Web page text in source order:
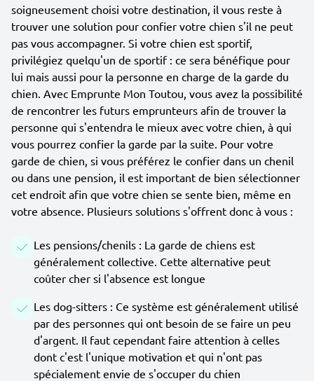
soigneusement choisi votre destination, il vous reste à
trouver une solution pour confier votre chien s'il ne peut
pas vous accompagner. Si votre chien est sportif,
privilégiez quelqu'un de sportif : ce sera bénéfique pour
lui mais aussi pour la personne en charge de la garde du
chien. Avec Emprunte Mon Toutou, vous avez la possibilité
de rencontrer les futurs emprunteurs afin de trouver la
personne qui s'entendra le mieux avec votre chien, à qui
vous pourrez confier la garde par la suite. Pour votre
garde de chien, si vous préférez le confier dans un chenil
ou dans une pension, il est important de bien sélectionner
cet endroit afin que votre chien se sente bien, même en
votre absence. Plusieurs solutions s'offrent donc à vous :
Les pensions/chenils : La garde de chiens est
généralement collective. Cette alternative peut
coûter cher si l'absence est longue
Les dog-sitters : Ce système est généralement utilisé
par des personnes qui ont besoin de se faire un peu
d'argent. Il faut cependant faire attention à celles
dont c'est l'unique motivation et qui n'ont pas
spécialement envie de s'occuper du chien